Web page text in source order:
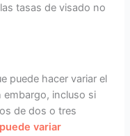
tasas de visado no
puede hacer variar el
embargo, incluso si
de dos o tres
variar